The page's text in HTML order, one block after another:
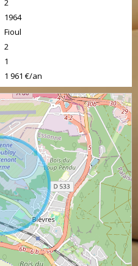
2
1964
Fioul
2
1
1 961 €/an